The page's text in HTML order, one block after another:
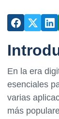
En la era
esenciales
varias
más